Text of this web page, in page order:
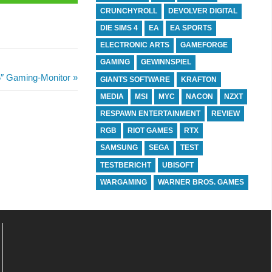
Gaming-Monitor
CRUNCHYROLL DEVOLVER DIGITAL
DIE SIMS 4 EA EA SPORTS
ELECTRONIC ARTS GAMEFORGE
GAMING GEWINNSPIEL
GIANTS SOFTWARE KRAFTON
MEDIA MSI MYC NACON NZXT
RESPAWN ENTERTAINMENT REVIEW
RGB RIOT GAMES RTX
SAMSUNG SEGA TEST
TESTBERICHT UBISOFT
WARGAMING WARNER BROS. GAMES